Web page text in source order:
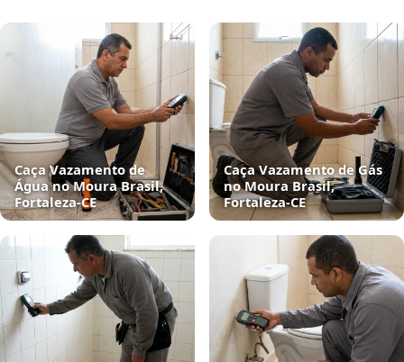
Caça Vazamento de
Água no Moura Brasil,
Fortaleza‑CE
Caça Vazamento de Gás
no Moura Brasil,
Fortaleza‑CE